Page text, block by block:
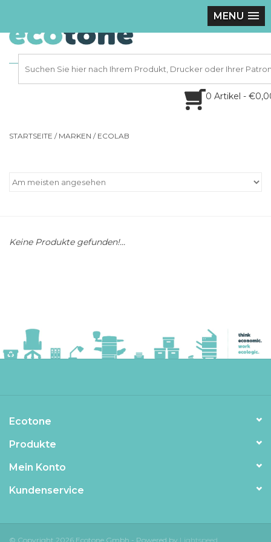
MENU
0 Artikel -
STARTSEITE / MARKEN / ECOLAB
Keine Produkte gefunden!...
Ecotone
Produkte
Mein Konto
Kundenservice
© Copyright 2026 Ecotone Gmbh - Powered by Lightspeed